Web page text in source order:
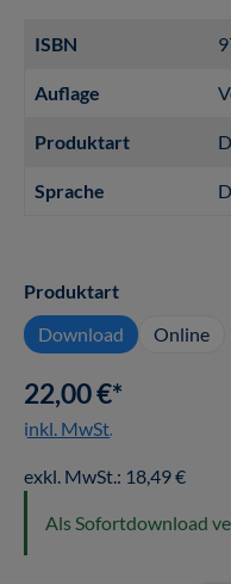
ISBN
Auflage
Produktart
Sprache
Produktartauswählen
Download
Online
22,00 €*
inkl. MwSt.
exkl. MwSt.: 18,49 €
Als Sofortdownload